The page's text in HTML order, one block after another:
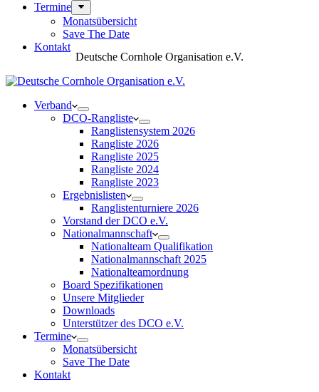
Termine
Monatsübersicht
Save The Date
Kontakt
Deutsche Cornhole Organisation e.V.
Verband
DCO-Rangliste
Ranglistensystem 2026
Rangliste 2026
Rangliste 2025
Rangliste 2024
Rangliste 2023
Ergebnislisten
Ranglistenturniere 2026
Vorstand der DCO e.V.
Nationalmannschaft
Nationalteam Qualifikation
Nationalmannschaft 2025
Nationalteamordnung
Board Spezifikationen
Unsere Mitglieder
Downloads
Unterstützer des DCO e.V.
Termine
Monatsübersicht
Save The Date
Kontakt